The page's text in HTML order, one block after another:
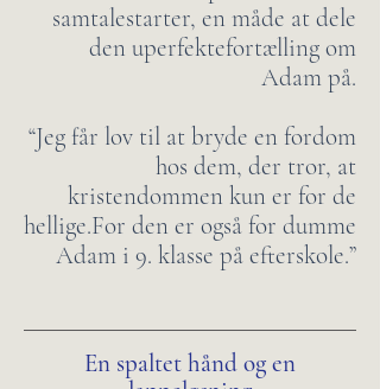
samtalestarter, en måde at dele
den uperfektefortælling om
Adam på.
“Jeg får lov til at bryde en fordom
hos dem, der tror, at
kristendommen kun er for de
hellige.For den er også for dumme
Adam i 9. klasse på efterskole.”
En spaltet hånd og en